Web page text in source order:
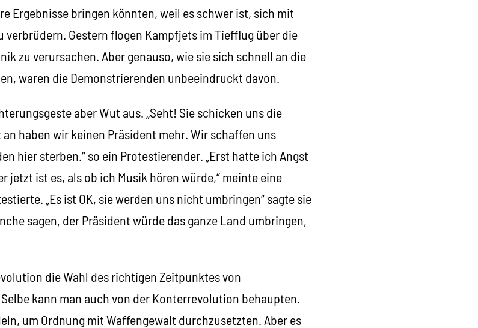
Ergebnisse bringen könnten, weil es schwer ist, sich mit
verbrüdern. Gestern flogen Kampfjets im Tiefflug über die
zu verursachen. Aber genauso, wie sie sich schnell an die
waren die Demonstrierenden unbeeindruckt davon.
aber Wut aus. „Seht! Sie schicken uns die
haben wir keinen Präsident mehr. Wir schaffen uns
hier sterben.“ so ein Protestierender. „Erst hatte ich Angst
jetzt ist es, als ob ich Musik hören würde,“ meinte eine
„Es ist OK, sie werden uns nicht umbringen“ sagte sie
sagen, der Präsident würde das ganze Land umbringen,
die Wahl des richtigen Zeitpunktes von
kann man auch von der Konterrevolution behaupten.
um Ordnung mit Waffengewalt durchzusetzten. Aber es